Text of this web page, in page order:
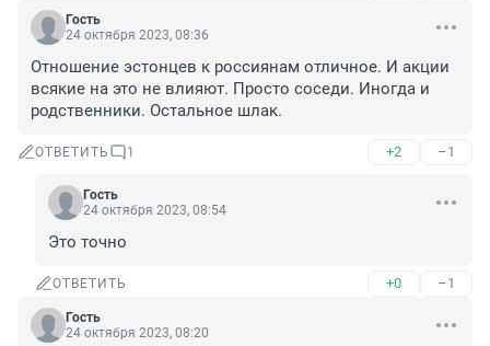
Гость
24 октября 2023, 08:36
Отношение эстонцев к россиянам отличное. И акции
всякие на это не влияют. Просто соседи. Иногда и
родственники. Остальное шлак.
ОТВЕТИТЬ 1 +2 –1
Гость
24 октября 2023, 08:54
Это точно
ОТВЕТИТЬ +0 –1
Гость
24 октября 2023, 08:20